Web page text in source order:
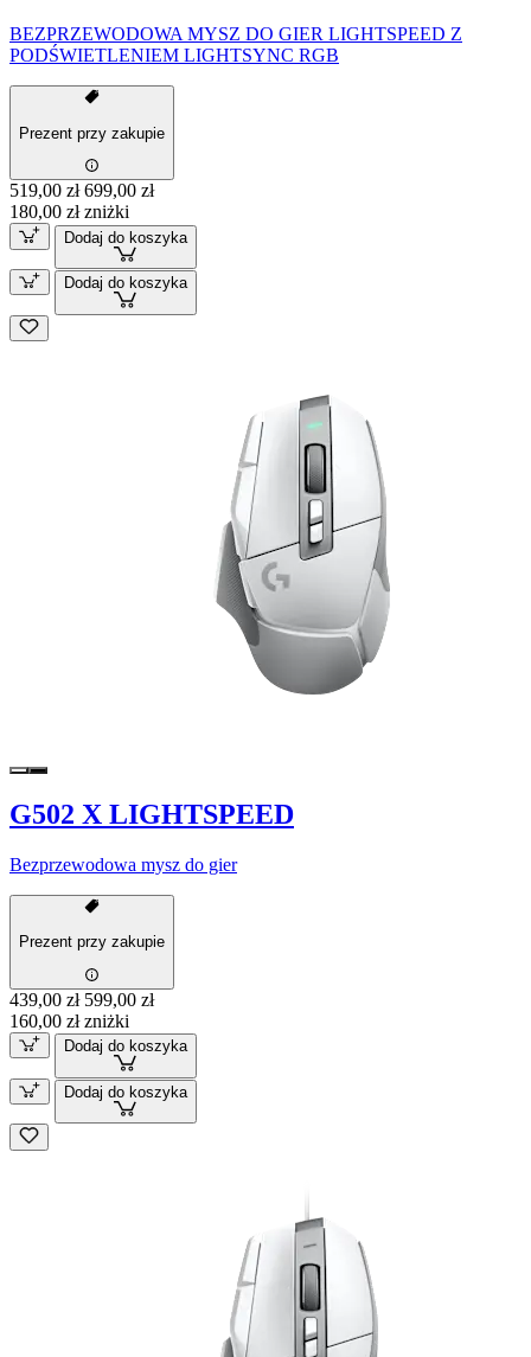
BEZPRZEWODOWA MYSZ DO GIER LIGHTSPEED Z
PODŚWIETLENIEM LIGHTSYNC RGB
Prezent przy zakupie
519,00 zł 699,00 zł
180,00 zł zniżki
Dodaj do koszyka
Dodaj do koszyka
G502 X LIGHTSPEED
Bezprzewodowa mysz do gier
Prezent przy zakupie
439,00 zł 599,00 zł
160,00 zł zniżki
Dodaj do koszyka
Dodaj do koszyka